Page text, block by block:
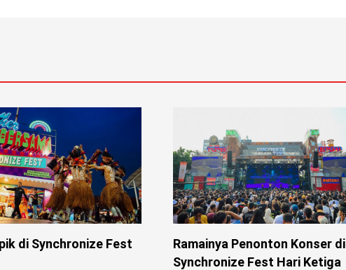
di Synchronize Fest
Ramainya Penonton Konser di
Synchronize Fest Hari Ketiga